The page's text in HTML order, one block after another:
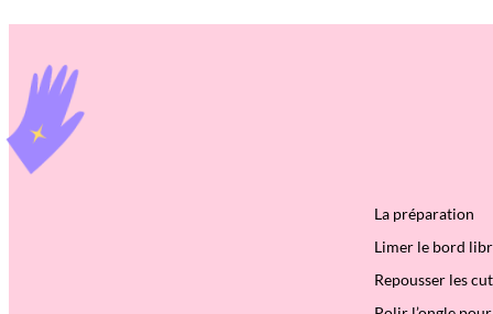
La préparation
Limer le bord
Repousser les